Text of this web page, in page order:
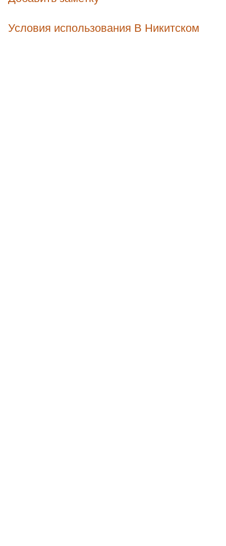
Условия использования В Никитском